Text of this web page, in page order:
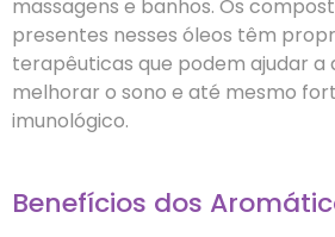
massagens e banhos. Os
presentes nesses óleos têm
terapêuticas que podem ajudar a
melhorar o sono e até mesmo
imunológico.
Benefícios dos